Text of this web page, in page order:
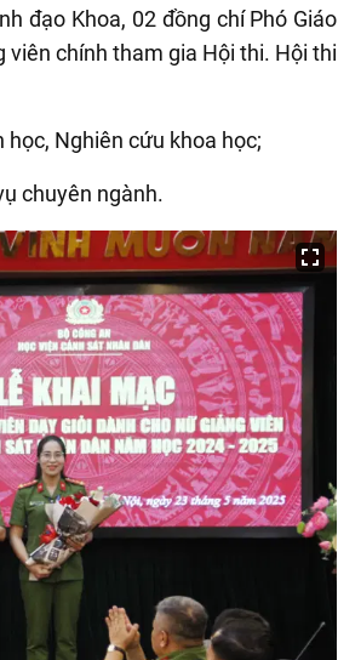
đạo Khoa, 02 đồng chí Phó Giáo
viên chính tham gia Hội thi. Hội thi
học, Nghiên cứu khoa học;
chuyên ngành.